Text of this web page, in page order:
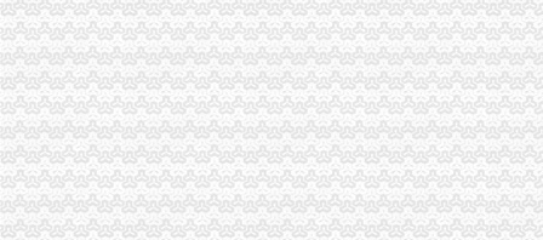
江东花卉园艺设计人才|江东花卉园艺设计个人简历汇总|江东花卉园艺
霍邱县恒兴园苗木花卉有限公司_安徽省_六安市_企业在线
获得注册登记的出境水果果园和包装厂名单（2007.12.28）-食品商务
广州苗欣园艺作物种植技术有限公司-中国贸易网-会员网站
花卉园艺公司注册流程及费用（西安创业新政策）
回兴注册外贸公司
那一家的毛线好-编织人生
外贸企业出口退税计算及账务处理举例doc下载_爱问共享资料
诚招联通直拨卡代理-青青岛社区